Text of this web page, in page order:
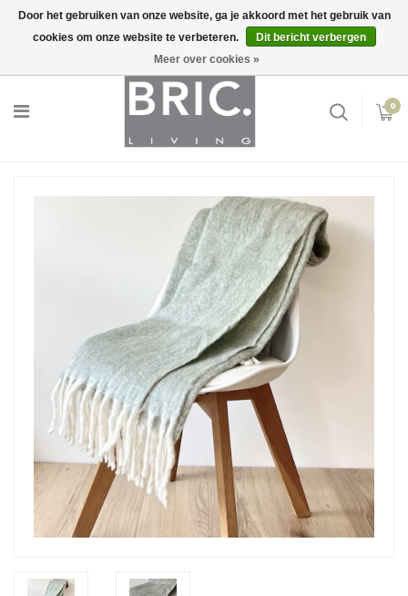
Inloggen
0
Door het gebruiken van onze website, ga je akkoord met het gebruik van
cookies om onze website te verbeteren.
Dit bericht verbergen
Meer over cookies »